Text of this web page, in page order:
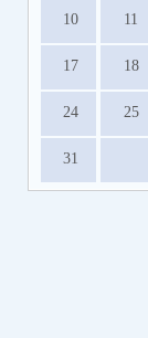
10 11
17 18
24 25
31